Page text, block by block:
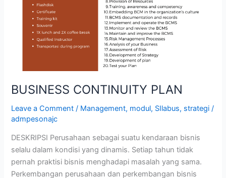
BUSINESS CONTINUITY PLAN
Leave a Comment / Management, modul, SIlabus, strategi /
admpesonajc
DESKRIPSI Perusahaan sebagai suatu kendaraan bisnis
selalu dalam kondisi yang dinamis. Setiap tahun tidak
pernah praktisi bisnis menghadapi masalah yang sama.
Perkembangan perusahaan dan perkembangan bisnis